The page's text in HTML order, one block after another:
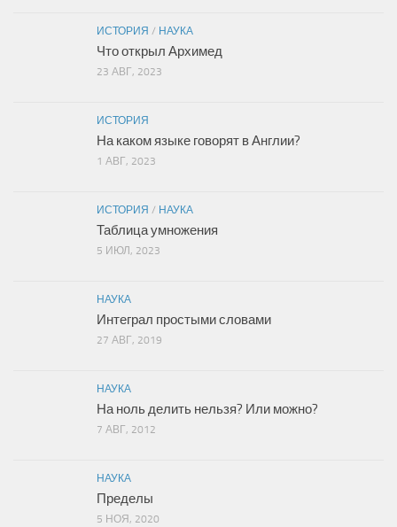
ИСТОРИЯ / НАУКА
Что открыл Архимед
23 АВГ, 2023
ИСТОРИЯ
На каком языке говорят в Англии?
1 АВГ, 2023
ИСТОРИЯ / НАУКА
Таблица умножения
5 ИЮЛ, 2023
НАУКА
Интеграл простыми словами
27 АВГ, 2019
НАУКА
На ноль делить нельзя? Или можно?
7 АВГ, 2012
НАУКА
Пределы
5 НОЯ, 2020